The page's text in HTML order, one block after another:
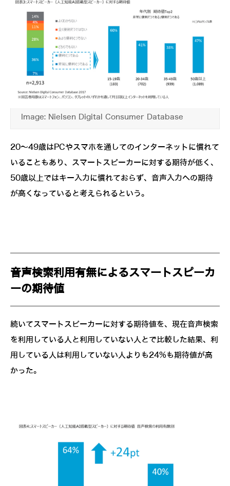
Image: Nielsen Digital Consumer Database
20～49歳はPCやスマホを通してのインターネットに慣れて
いることもあり、スマートスピーカーに対する期待が低く、
50歳以上ではキー入力に慣れておらず、音声入力への期待
が高くなっていると考えられるという。
音声検索利用有無によるスマートスピーカ
ーの期待値
続いてスマートスピーカーに対する期待値を、現在音声検索
を利用している人と利用していない人とで比較した結果、利
用している人は利用していない人よりも24%も期待値が高
かった。